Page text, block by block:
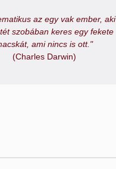
az egy vak ember, aki
szobában keres egy fekete
ami nincs is ott."
(Charles Darwin)